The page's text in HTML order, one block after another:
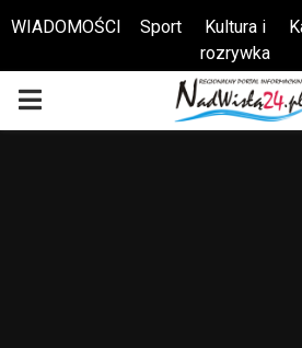
Otwórz pasek narzędzi
WIADOMOŚCI Sport
Kultura i
rozrywka
PRIMARY